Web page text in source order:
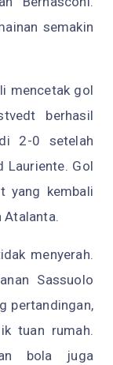
semakin
mencetak gol
berhasil
2-0 setelah
Lauriente. Gol
yang kembali
Atalanta.
menyerah.
Sassuolo
pertandingan,
tuan rumah.
bola juga